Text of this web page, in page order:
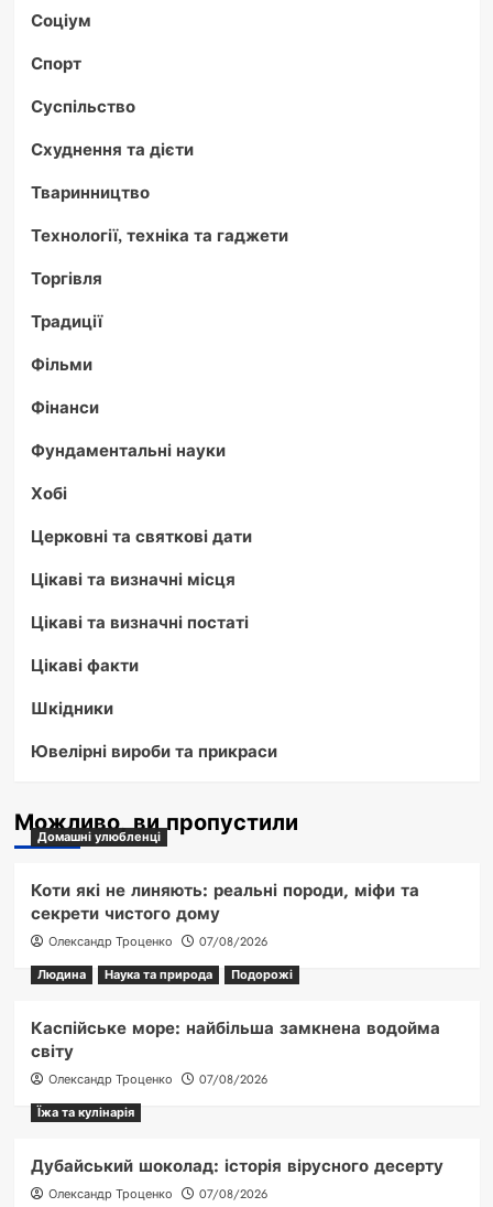
Соціум
Спорт
Суспільство
Схуднення та дієти
Тваринництво
Технології, техніка та гаджети
Торгівля
Традиції
Фільми
Фінанси
Фундаментальні науки
Хобі
Церковні та святкові дати
Цікаві та визначні місця
Цікаві та визначні постаті
Цікаві факти
Шкідники
Ювелірні вироби та прикраси
Можливо, ви пропустили
Домашні улюбленці
Коти які не линяють: реальні породи, міфи та
секрети чистого дому
Олександр Троценко
07/08/2026
Людина
Наука та природа Подорожі
Каспійське море: найбільша замкнена водойма
світу
Олександр Троценко
07/08/2026
Їжа та кулінарія
Дубайський шоколад: історія вірусного десерту
Олександр Троценко 07/08/2026